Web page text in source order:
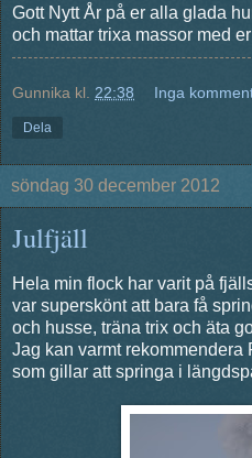
Gott Nytt År på er alla glada
och mattar trixa massor med
Gunnika kl. 22:38 Inga
Dela
söndag 30 december 2012
Julfjäll
Hela min flock har varit på
var superskönt att bara få
och husse, träna trix och äta
Jag kan varmt
som gillar att springa i